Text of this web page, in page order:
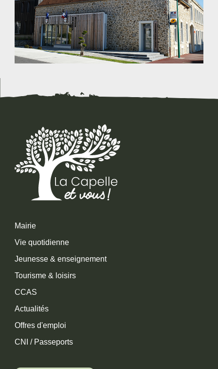
Mairie
Vie quotidienne
Jeunesse & enseignement
Tourisme & loisirs
CCAS
Actualités
Offres d'emploi
CNI / Passeports